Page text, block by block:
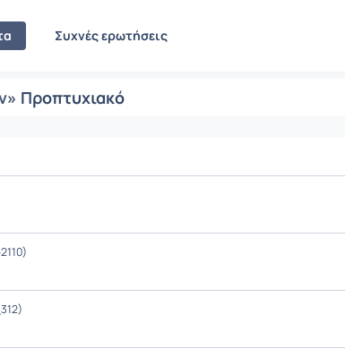
Συχνές ερωτήσεις
» Προπτυχιακό